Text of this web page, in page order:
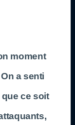
moment
a senti
ce soit